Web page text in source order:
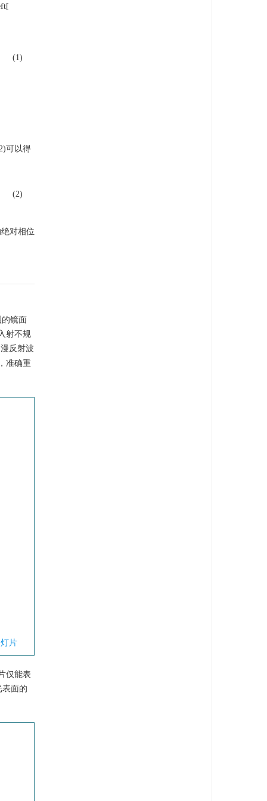
(1)
可以得
(2)
对相位
镜面
射不规
反射波
准确重
片
仅能表
表面的